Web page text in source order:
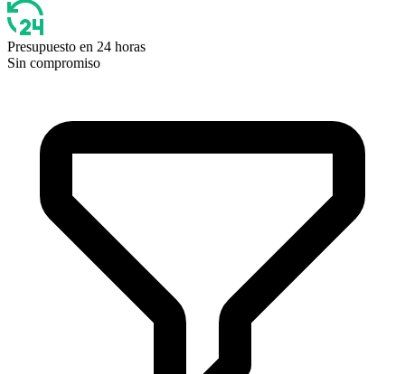
Presupuesto en 24 horas
Sin compromiso